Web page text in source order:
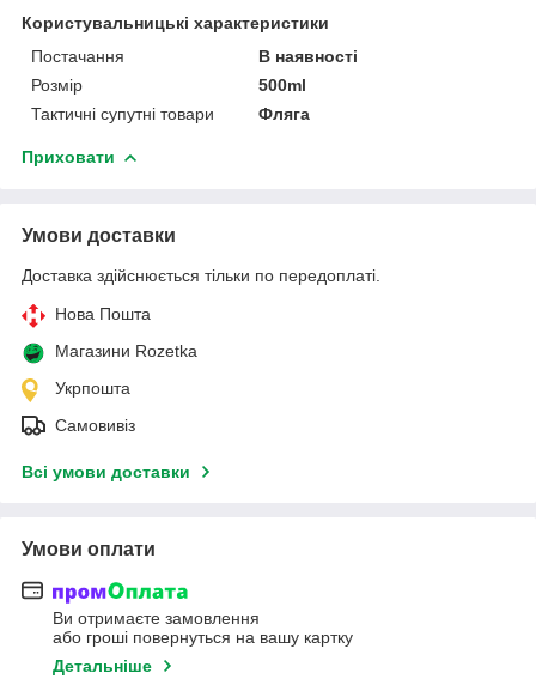
Користувальницькі характеристики
Постачання
В наявності
Розмір
500ml
Тактичні супутні товари
Фляга
Приховати
Умови доставки
Доставка здійснюється тільки по передоплаті.
Нова Пошта
Магазини Rozetka
Укрпошта
Самовивіз
Всі умови доставки
Умови оплати
Ви отримаєте замовлення
або гроші повернуться на вашу картку
Детальніше